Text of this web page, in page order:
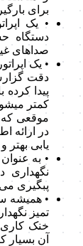
برای
• یک
دستگاه
صداهای
• یک
دقت
پیدا
کمتر
موقعی
در ارائه
یابی بهتر
• به
نگهداری
پبگیری
• همیشه
تمیز
خنک کاری
آن بسیار